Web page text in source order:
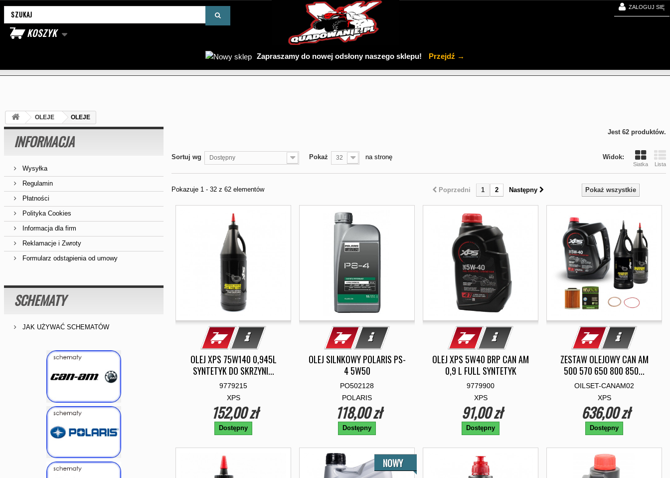
ZALOGUJ SIĘ
Zapraszamy do nowej odsłony naszego sklepu! Przejdź →
KOSZYK
Wyszukaj produkt
OLEJE OLEJE
INFORMACJA
Wysyłka
Regulamin
Płatności
Polityka Cookies
Informacja dla firm
Reklamacje i Zwroty
Formularz odstąpienia od umowy
SCHEMATY
JAK UŻYWAĆ SCHEMATÓW
Jest 62 produktów.
Widok:
Siatka Lista
Sortuj wg Dostępny Pokaż 32 na stronę
Pokaż wszystkie
Poprzedni 1 2 Następny
Pokazuje 1 - 32 z 62 elementów
OLEJ XPS 75W140 0,945L
SYNTETYK DO SKRZYNI...
9779215
XPS
152,00 zł
Dostępny
OLEJ SILNKOWY POLARIS PS-
4 5W50
PO502128
POLARIS
118,00 zł
Dostępny
OLEJ XPS 5W40 BRP CAN AM
0,9 L FULL SYNTETYK
9779900
XPS
91,00 zł
Dostępny
ZESTAW OLEJOWY CAN AM
500 570 650 800 850...
OILSET-CANAM02
XPS
636,00 zł
Dostępny
NOWY